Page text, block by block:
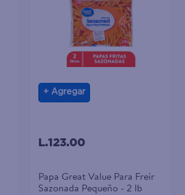
Agregar
L.123.00
Papa Great Value Para Freir
Sazonada Pequeño - 2 lb